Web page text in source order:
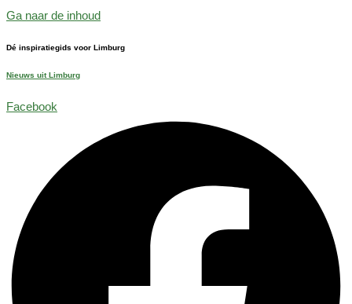
Ga naar de inhoud
Dé inspiratiegids voor Limburg
Nieuws uit Limburg
Facebook